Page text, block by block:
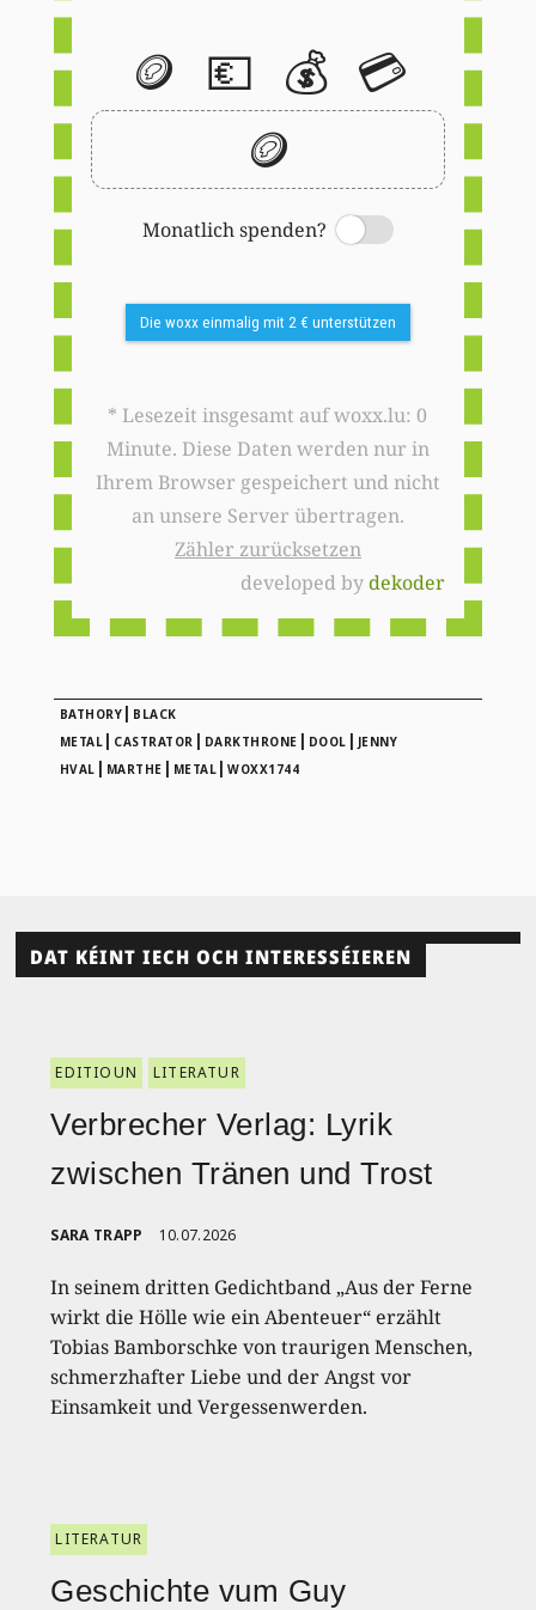
🪙 💶 💰 💳
🪙
Monatlich spenden?
Switch
Die woxx einmalig mit 2 € unterstützen
* Lesezeit insgesamt auf woxx.lu: 0
Minute. Diese Daten werden nur in
Ihrem Browser gespeichert und nicht
an unsere Server übertragen.
Zähler zurücksetzen
developed bydekoder
BATHORY | BLACK
METAL | CASTRATOR | DARKTHRONE | DOOL | JENNY
HVAL | MARTHE | METAL |WOXX1744
DAT KÉINT IECH OCH INTERESSÉIEREN
EDITIOUN LITERATUR
Verbrecher Verlag: Lyrik
zwischen Tränen und Trost
SARA TRAPP 10.07.2026
In seinem dritten Gedichtband „Aus der Ferne
wirkt die Hölle wie ein Abenteuer“ erzählt
Tobias Bamborschke von traurigen Menschen,
schmerzhafter Liebe und der Angst vor
Einsamkeit und Vergessenwerden.
LITERATUR
Geschichte vum Guy